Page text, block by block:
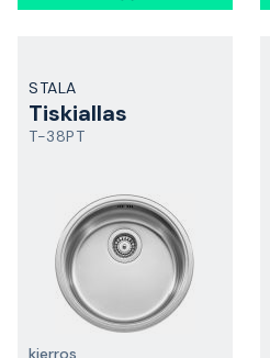
STALA
Tiskiallas
T-38PT
kierros